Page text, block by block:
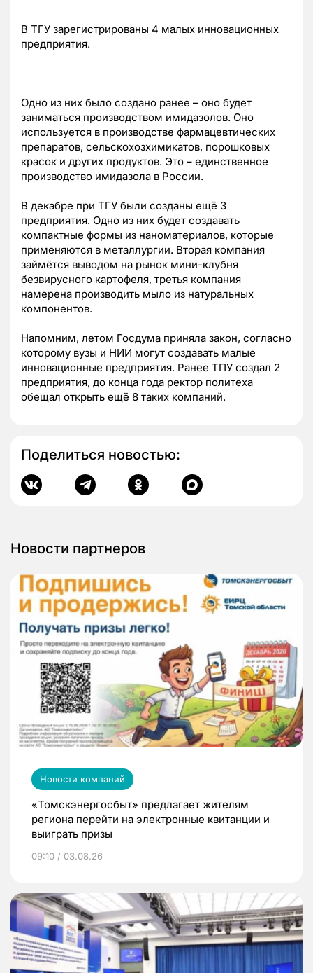
В ТГУ зарегистрированы 4 малых инновационных
предприятия.
Одно из них было создано ранее – оно будет
заниматься производством имидазолов. Оно
используется в производстве фармацевтических
препаратов, сельскохозхимикатов, порошковых
красок и других продуктов. Это – единственное
производство имидазола в России.
В декабре при ТГУ были созданы ещё 3
предприятия. Одно из них будет создавать
компактные формы из наноматериалов, которые
применяются в металлургии. Вторая компания
займётся выводом на рынок мини-клубня
безвирусного картофеля, третья компания
намерена производить мыло из натуральных
компонентов.
Напомним, летом Госдума приняла закон, согласно
которому вузы и НИИ могут создавать малые
инновационные предприятия. Ранее ТПУ создал 2
предприятия, до конца года ректор политеха
обещал открыть ещё 8 таких компаний.
Поделиться новостью:
Новости партнеров
Новости компаний
«Томскэнергосбыт» предлагает жителям
региона перейти на электронные квитанции и
выиграть призы
09:10 / 03.08.26